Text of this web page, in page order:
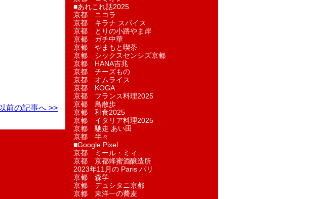
前の記事へ >>
■あれこれ話2025
京都 ニコラ
京都 キラナ スパイス
京都 とりの小路やま岸
京都 ガチ中華
京都 やまもと喫茶
京都 シックスセンシズ京都
京都 HANA吉兆
京都 チーズもの
京都 オムライス
京都 KOGA
京都 フランス料理2025
京都 鳥散歩
京都 和食2025
京都 イタリア料理2025
京都 馳走 あい田
京都 半々
■Google Pixel
京都 ミール・ミィ
京都 京都蜂蜜酒醸造所
2023年11月の Paris パリ
京都 森学
京都 デュシタニ京都
京都 東洋一の蕎麦